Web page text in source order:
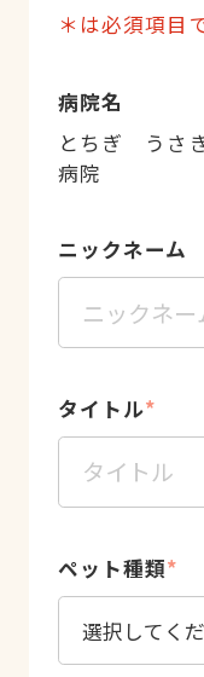
＊は必須項目
病院名
とちぎ うさ
病院
ニックネーム
タイトル*
ペット種類*